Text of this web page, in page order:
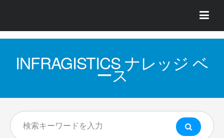
INFRAGISTICS ナレッジ ベ
ース